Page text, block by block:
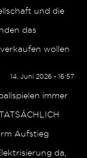
und die
das
wollen
14. Juni 2026 - 16:57
immer
Aufstieg
da,